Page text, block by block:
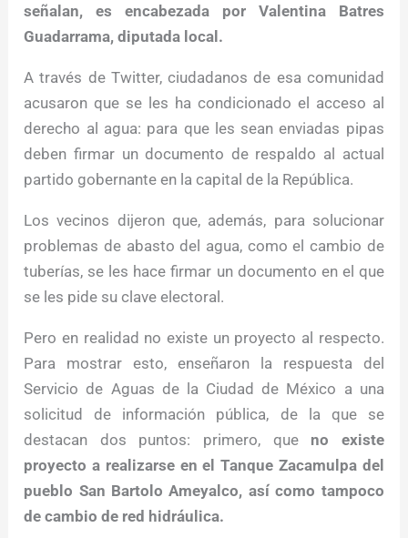
señalan, es encabezada por Valentina Batres
Guadarrama, diputada local.
A través de Twitter, ciudadanos de esa comunidad
acusaron que se les ha condicionado el acceso al
derecho al agua: para que les sean enviadas pipas
deben firmar un documento de respaldo al actual
partido gobernante en la capital de la República.
Los vecinos dijeron que, además, para solucionar
problemas de abasto del agua, como el cambio de
tuberías, se les hace firmar un documento en el que
se les pide su clave electoral.
Pero en realidad no existe un proyecto al respecto.
Para mostrar esto, enseñaron la respuesta del
Servicio de Aguas de la Ciudad de México a una
solicitud de información pública, de la que se
destacan dos puntos: primero, queno existe
proyecto a realizarse en el Tanque Zacamulpa del
pueblo San Bartolo Ameyalco, así como tampoco
de cambio de red hidráulica.